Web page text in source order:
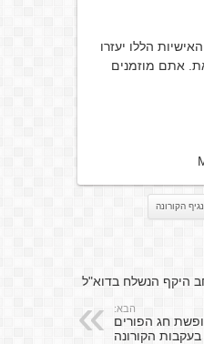
הללו יעזרו
אתם מוזמנים
נגיף הקורונה
היקף הנשלח בדוא"ל
הבא:
חג הפורים
בעקבות הקורונה